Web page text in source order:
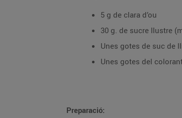
5 g de clara d’ou
30 g. de sucre llustre
Unes gotes de suc de
Unes gotes del
Preparació: